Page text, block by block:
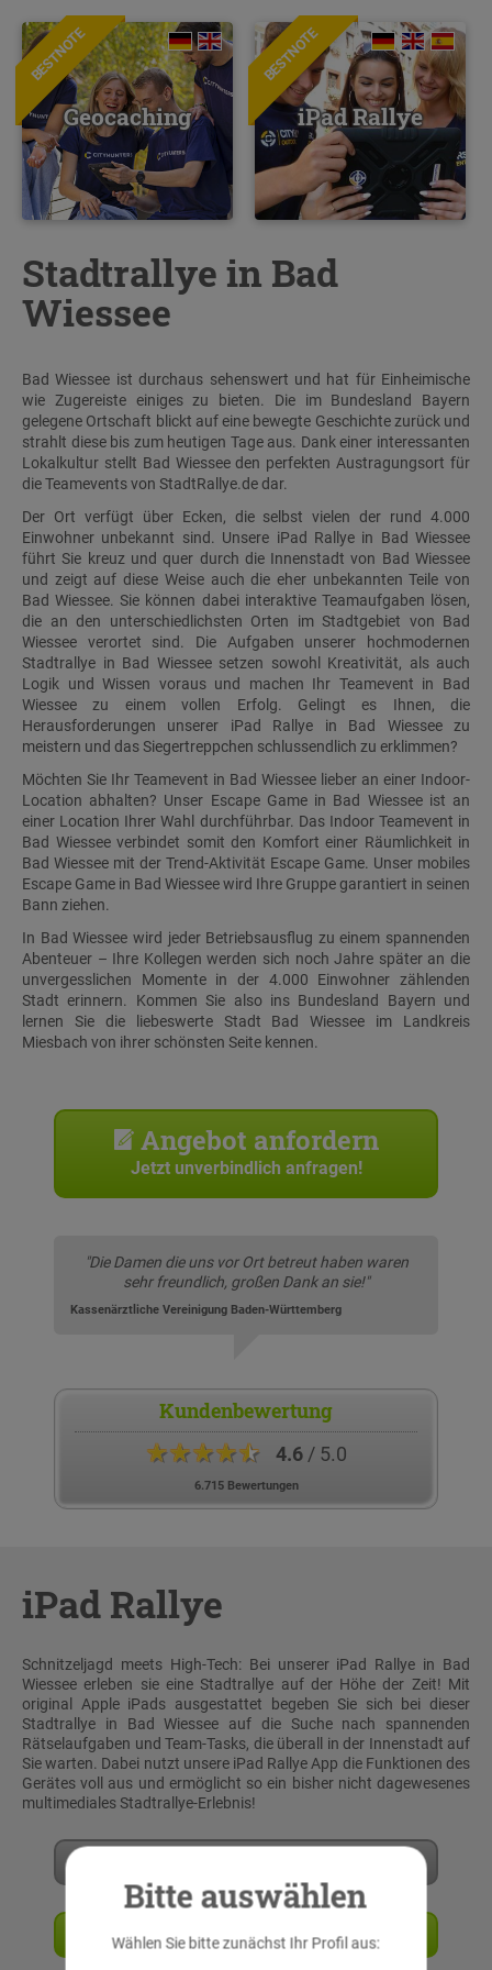
BESTNOTE
Geocaching
BESTNOTE
iPad Rallye
Stadtrallye in Bad
Wiessee
Bad Wiessee ist durchaus sehenswert und hat für Einheimische
wie Zugereiste einiges zu bieten. Die im Bundesland Bayern
gelegene Ortschaft blickt auf eine bewegte Geschichte zurück und
strahlt diese bis zum heutigen Tage aus. Dank einer interessanten
Lokalkultur stellt Bad Wiessee den perfekten Austragungsort für
die Teamevents von StadtRallye.de dar.
Der Ort verfügt über Ecken, die selbst vielen der rund 4.000
Einwohner unbekannt sind. Unsere iPad Rallye in Bad Wiessee
führt Sie kreuz und quer durch die Innenstadt von Bad Wiessee
und zeigt auf diese Weise auch die eher unbekannten Teile von
Bad Wiessee. Sie können dabei interaktive Teamaufgaben lösen,
die an den unterschiedlichsten Orten im Stadtgebiet von Bad
Wiessee verortet sind. Die Aufgaben unserer hochmodernen
Stadtrallye in Bad Wiessee setzen sowohl Kreativität, als auch
Logik und Wissen voraus und machen Ihr Teamevent in Bad
Wiessee zu einem vollen Erfolg. Gelingt es Ihnen, die
Herausforderungen unserer iPad Rallye in Bad Wiessee zu
meistern und das Siegertreppchen schlussendlich zu erklimmen?
Möchten Sie Ihr Teamevent in Bad Wiessee lieber an einer Indoor-
Location abhalten? Unser Escape Game in Bad Wiessee ist an
einer Location Ihrer Wahl durchführbar. Das Indoor Teamevent in
Bad Wiessee verbindet somit den Komfort einer Räumlichkeit in
Bad Wiessee mit der Trend-Aktivität Escape Game. Unser mobiles
Escape Game in Bad Wiessee wird Ihre Gruppe garantiert in seinen
Bann ziehen.
In Bad Wiessee wird jeder Betriebsausflug zu einem spannenden
Abenteuer – Ihre Kollegen werden sich noch Jahre später an die
unvergesslichen Momente in der 4.000 Einwohner zählenden
Stadt erinnern. Kommen Sie also ins Bundesland Bayern und
lernen Sie die liebeswerte Stadt Bad Wiessee im Landkreis
Miesbach von ihrer schönsten Seite kennen.
Angebot anfordern
Jetzt unverbindlich anfragen!
"Die Damen die uns vor Ort betreut haben waren
sehr freundlich, großen Dank an sie!"
Kassenärztliche Vereinigung Baden-Württemberg
Kundenbewertung
★★★★★ 4.6/ 5.0
6.715 Bewertungen
iPad Rallye
Schnitzeljagd meets High-Tech: Bei unserer iPad Rallye in Bad
Wiessee erleben sie eine Stadtrallye auf der Höhe der Zeit! Mit
original Apple iPads ausgestattet begeben Sie sich bei dieser
Stadtrallye in Bad Wiessee auf die Suche nach spannenden
Rätselaufgaben und Team-Tasks, die überall in der Innenstadt auf
Sie warten. Dabei nutzt unsere iPad Rallye App die Funktionen des
Gerätes voll aus und ermöglicht so ein bisher nicht dagewesenes
multimediales Stadtrallye-Erlebnis!
Angebot anfordern
Bitte auswählen
Wählen Sie bitte zunächst Ihr Profil aus: